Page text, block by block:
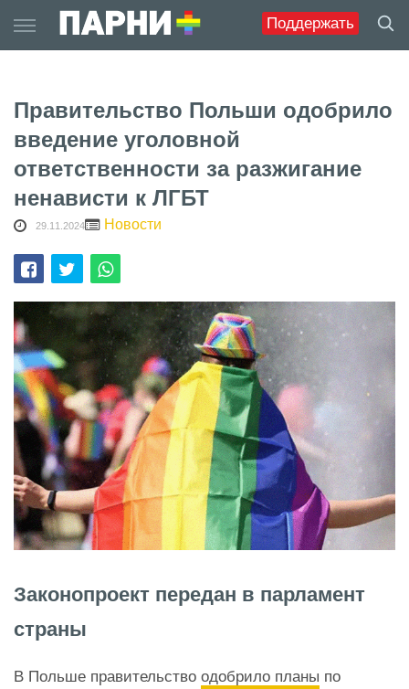
Поддержать
to
content
Правительство Польши одобрило
введение уголовной
ответственности за разжигание
ненависти к ЛГБТ
29.11.2024 Новости
Законопроект передан в парламент
страны
В Польше правительство одобрило планы по